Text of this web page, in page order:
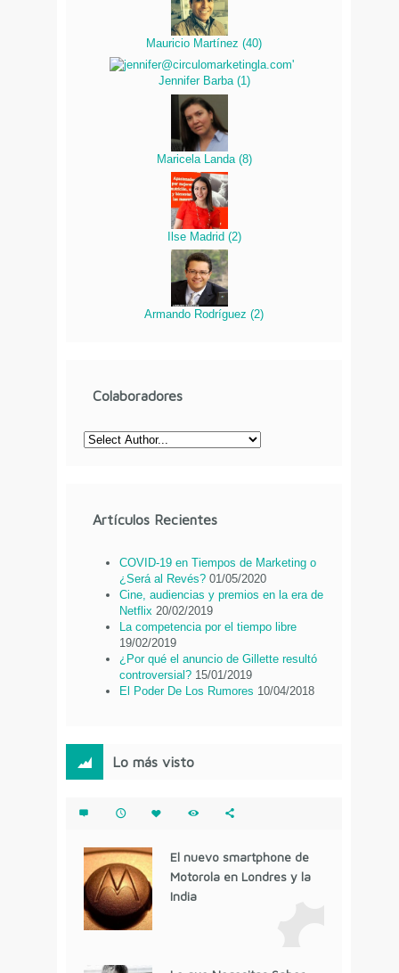
Mauricio Martínez (40)
Jennifer Barba (1)
Maricela Landa (8)
Ilse Madrid (2)
Armando Rodríguez (2)
Colaboradores
Artículos Recientes
COVID-19 en Tiempos de Marketing o
¿Será al Revés? 01/05/2020
Cine, audiencias y premios en la era de
Netflix 20/02/2019
La competencia por el tiempo libre
19/02/2019
¿Por qué el anuncio de Gillette resultó
controversial? 15/01/2019
El Poder De Los Rumores 10/04/2018
Lo más visto
El nuevo smartphone de
Motorola en Londres y la
India